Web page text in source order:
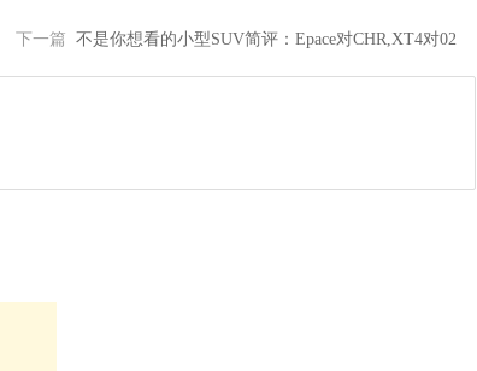
下一篇 不是你想看的小型SUV简评：Epace对CHR,XT4对02